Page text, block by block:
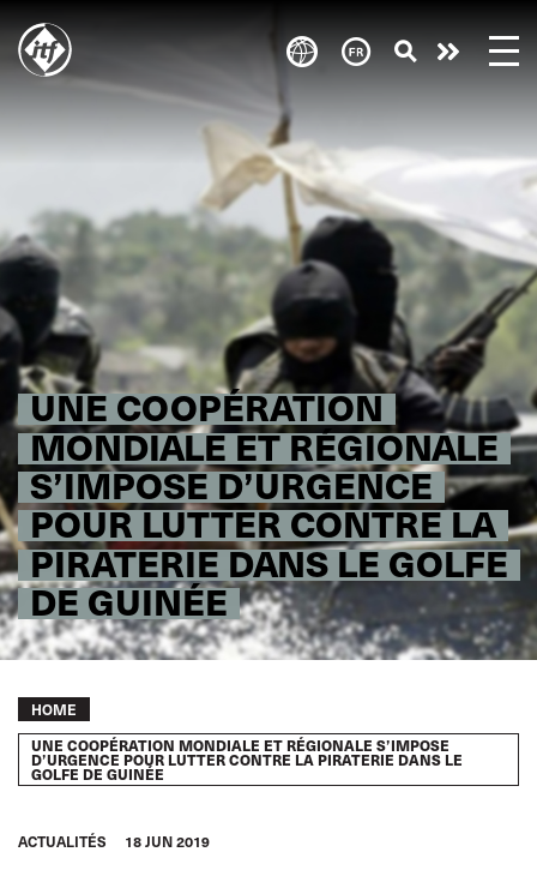
main
UNE COOPÉRATION
MONDIALE ET RÉGIONALE
S’IMPOSE D’URGENCE
POUR LUTTER CONTRE LA
PIRATERIE DANS LE GOLFE
DE GUINÉE
Take
action
Breadcrumb
HOME
UNE COOPÉRATION MONDIALE ET RÉGIONALE S’IMPOSE
D’URGENCE POUR LUTTER CONTRE LA PIRATERIE DANS LE
GOLFE DE GUINÉE
ACTUALITÉS 18 JUN 2019